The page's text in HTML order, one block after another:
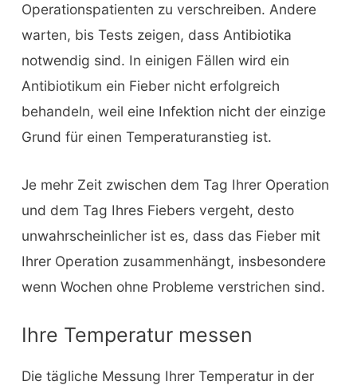
Operationspatienten zu verschreiben. Andere
warten, bis Tests zeigen, dass Antibiotika
notwendig sind. In einigen Fällen wird ein
Antibiotikum ein Fieber nicht erfolgreich
behandeln, weil eine Infektion nicht der einzige
Grund für einen Temperaturanstieg ist.
Je mehr Zeit zwischen dem Tag Ihrer Operation
und dem Tag Ihres Fiebers vergeht, desto
unwahrscheinlicher ist es, dass das Fieber mit
Ihrer Operation zusammenhängt, insbesondere
wenn Wochen ohne Probleme verstrichen sind.
Ihre Temperatur messen
Die tägliche Messung Ihrer Temperatur in der